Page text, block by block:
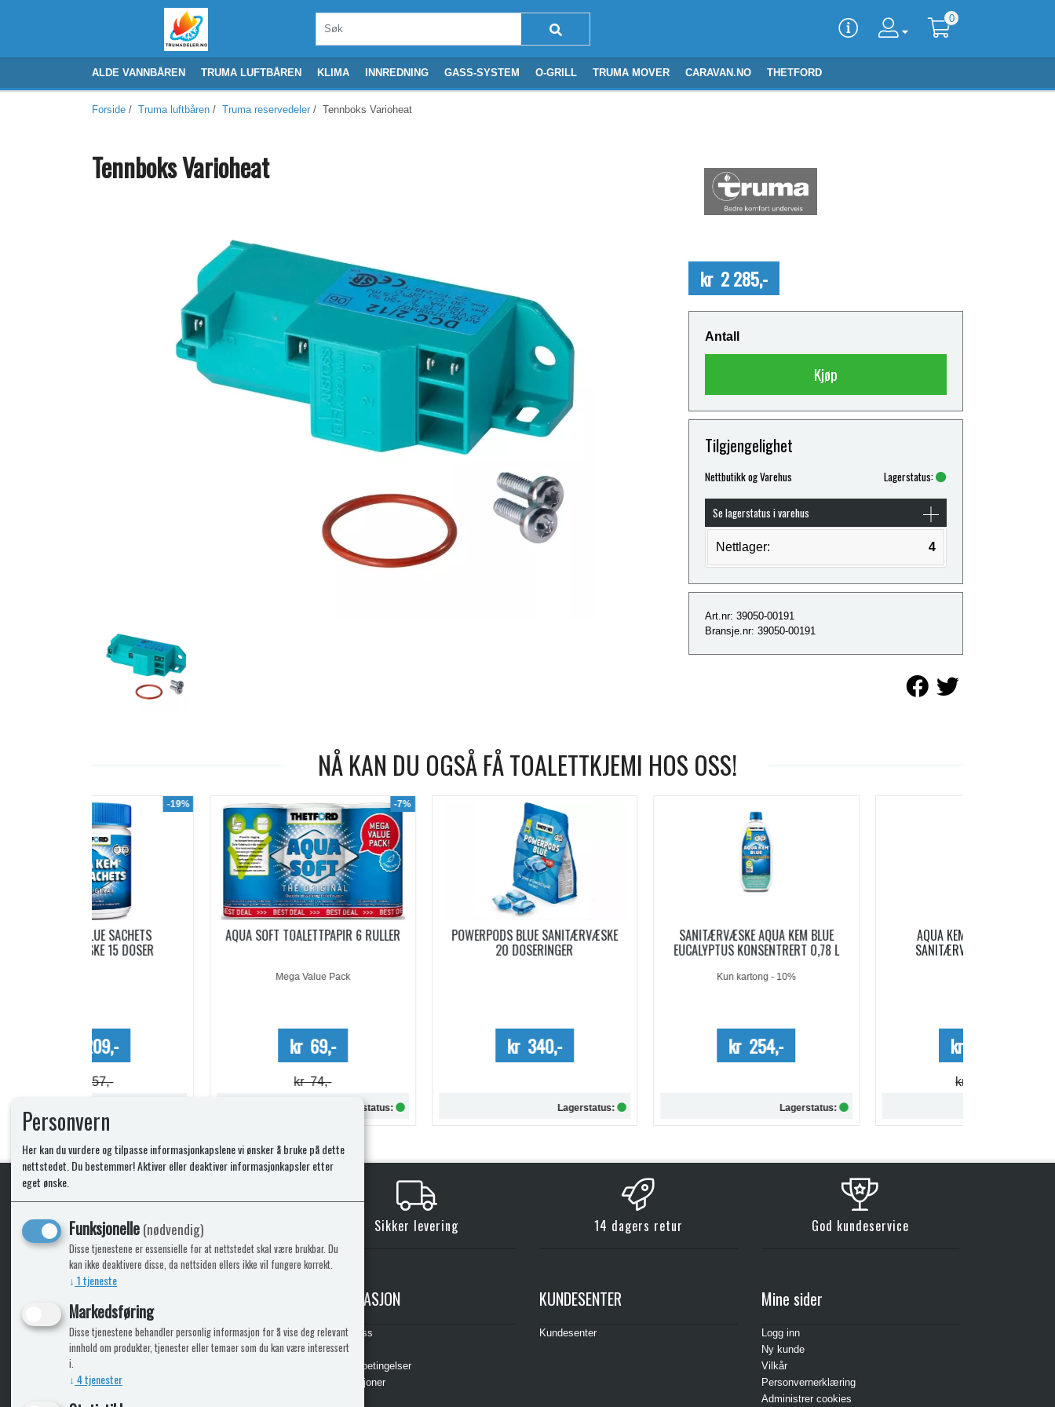
0
ALDE VANNBÅREN TRUMA LUFTBÅREN KLIMA INNREDNING GASS-SYSTEM O-GRILL TRUMA MOVER CARAVAN.NO THETFORD
Forside / Truma luftbåren / Truma reservedeler / Tennboks Varioheat
Tennboks Varioheat
kr 2 285,-
Antall
Kjøp
Tilgjengelighet
Nettbutikk og Varehus Lagerstatus:
Se lagerstatus i varehus
Nettlager: 4
Art.nr: 39050-00191
Bransje.nr: 39050-00191
NÅ KAN DU OGSÅ FÅ TOALETTKJEMI HOS OSS!
-7%
AQUA SOFT TOALETTPAPIR 6 RULLER
Kjøp
POWERPODS BLUE SANITÆRVÆSKE SANITÆRVÆSKE AQUA KEM BLUE
EUCALYPTUS KONSENTRERT 0,78 L
AQUA KEM BLUE SACHETS
SANITÆRVÆSKE 15 DOSER
KLikk & hent Sikker levering 14 dagers retur God kundeservice
ICARAVANGRUPPEN
Bobilkjeden - iCaravan Tromsø
Caravan.no - når camping er livet
Fritidsvarehuset.no - barn og velvære
INFORMASJON
Kontakt oss
Cookies
Leveringsbetingelser
Reklamasjoner
KUNDESENTER
Kundesenter
Mine sider
Logg inn
Ny kunde
Vilkår
Personvernerklæring
Administrer cookies
Personvern
Her kan du vurdere og tilpasse informasjonkapslene vi ønsker å bruke på dette
nettstedet. Du bestemmer! Aktiver eller deaktiver informasjonkapsler etter
eget ønske.
Funksjonelle(nødvendig)
Disse tjenestene er essensielle for at nettstedet skal være brukbar. Du
kan ikke deaktivere disse, da nettsiden ellers ikke vil fungere korrekt.
↓ 1tjeneste
Markedsføring
Disse tjenestene behandler personlig informasjon for å vise deg relevant
innhold om produkter, tjenester eller temaer som du kan være interessert
i.
↓ 4tjenester